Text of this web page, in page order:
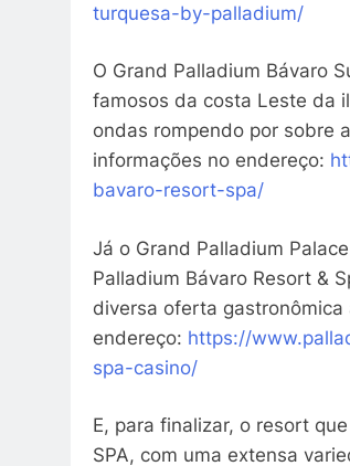
turquesa-by-palladium/
O Grand Palladium Bávaro
famosos da costa Leste da
ondas rompendo por sobre
informações no endereço:
bavaro-resort-spa/
Já o Grand Palladium
Palladium Bávaro Resort &
diversa oferta gastronômica
endereço: https://www.
spa-casino/
E, para finalizar, o resort
SPA, com uma extensa